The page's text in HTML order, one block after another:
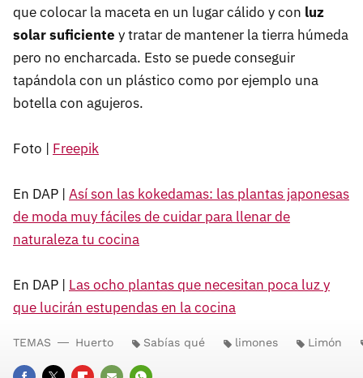
que colocar la maceta en un lugar cálido y con luz
solar suficiente y tratar de mantener la tierra húmeda
pero no encharcada. Esto se puede conseguir
tapándola con un plástico como por ejemplo una
botella con agujeros.
Foto | Freepik
En DAP | Así son las kokedamas: las plantas japonesas
de moda muy fáciles de cuidar para llenar de
naturaleza tu cocina
En DAP | Las ocho plantas que necesitan poca luz y
que lucirán estupendas en la cocina
TEMAS Huerto Sabías qué limones Limón